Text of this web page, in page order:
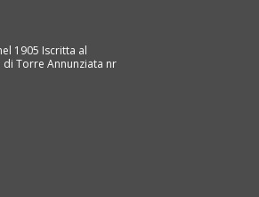
1905 Iscritta al
Torre Annunziata nr